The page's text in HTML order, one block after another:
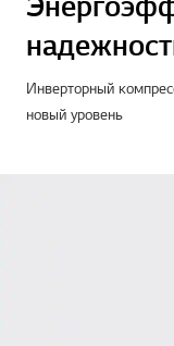
Инверторный
новый уровень